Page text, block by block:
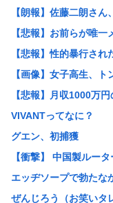
【朗報】佐藤二朗さ
【悲報】お前らが唯
【悲報】性的暴行さ
【画像】女子高生、
【悲報】月収1000万
VIVANTってなに？
グエン、初捕獲
【衝撃】 中国製ルー
エッヂソープで勃たな
ぜんじろう（お笑いタ